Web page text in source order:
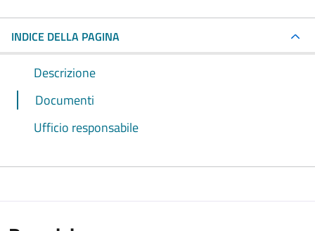
INDICE DELLA PAGINA
Descrizione
Documenti
Ufficio responsabile